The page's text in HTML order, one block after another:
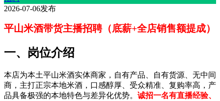
2026-07-06发布
平山米酒带货主播招聘（底薪+全店销售额提成）
一、岗位介绍
本店为本土平山米酒实体商家，自有产品、自有货源、无中间
商，主打正宗本地米酒，口感醇厚、受众精准、复购率高，产
品具备极强的本地特色与差异化优势。 诚招一名有直播经验、